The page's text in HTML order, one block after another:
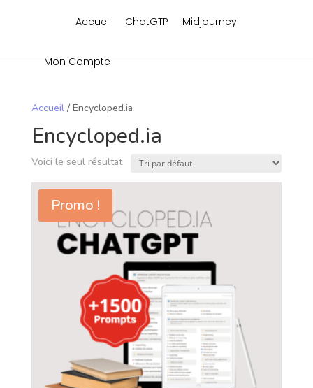
Accueil ChatGTP Midjourney
Mon Compte
Accueil/ Encycloped.ia
Encycloped.ia
Voici le seul résultat
Promo !